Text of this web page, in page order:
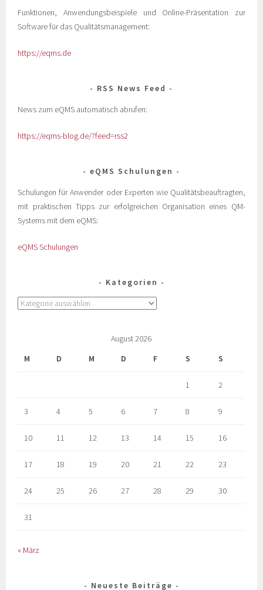
Funktionen, Anwendungsbeispiele und Online-Präsentation zur
Software für das Qualitätsmanagement:
https://eqms.de
RSS News Feed
News zum eQMS automatisch abrufen:
https://eqms-blog.de/?feed=rss2
eQMS Schulungen
Schulungen für Anwender oder Experten wie Qualitätsbeauftragten,
mit praktischen Tipps zur erfolgreichen Organisation eines QM-
Systems mit dem eQMS:
eQMS Schulungen
Kategorien
August 2026
M
D M D F S S
1 2
3 4 5 6 7 8 9
10 11 12 13 14 15 16
17 18 19 20 21 22 23
24 25 26 27 28 29 30
31
« März
Neueste Beiträge